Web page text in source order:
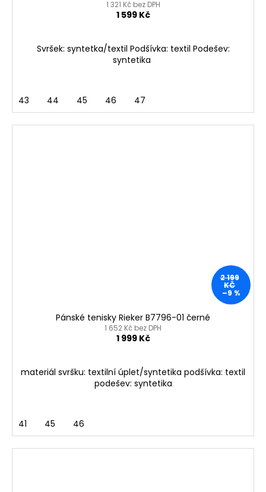
1 321 Kč bez DPH
1 599 Kč
Svršek: syntetka/textil Podšívka: textil Podešev:
syntetika
43 44 45 46 47
2 199
KČ
–9 %
Pánské tenisky Rieker B7796-01 černé
1 652 Kč bez DPH
1 999 Kč
materiál svršku: textilní úplet/syntetika podšívka: textil
podešev: syntetika
41 45 46